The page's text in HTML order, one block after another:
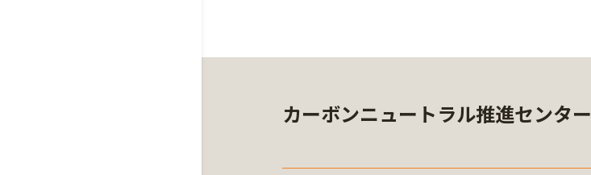
カーボンニュートラル推進センター